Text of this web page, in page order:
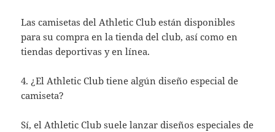
Las camisetas del Athletic Club están disponibles
para su compra en la tienda del club, así como en
tiendas deportivas y en línea.
4. ¿El Athletic Club tiene algún diseño especial de
camiseta?
Sí, el Athletic Club suele lanzar diseños especiales de